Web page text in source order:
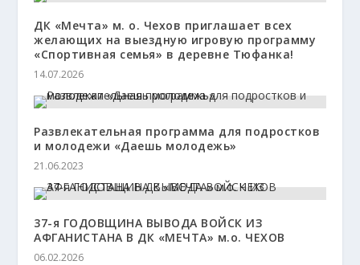
ДК «Мечта» м. о. Чехов приглашает всех
желающих на выездную игровую программу
«Спортивная семья» в деревне Тюфанка!
14.07.2026
Развлекательная программа для подростков
и молодежи «Даешь молодежь»
21.06.2023
37-я ГОДОВЩИНА ВЫВОДА ВОЙСК ИЗ
АФГАНИСТАНА В ДК «МЕЧТА» м.о. ЧЕХОВ
06.02.2026